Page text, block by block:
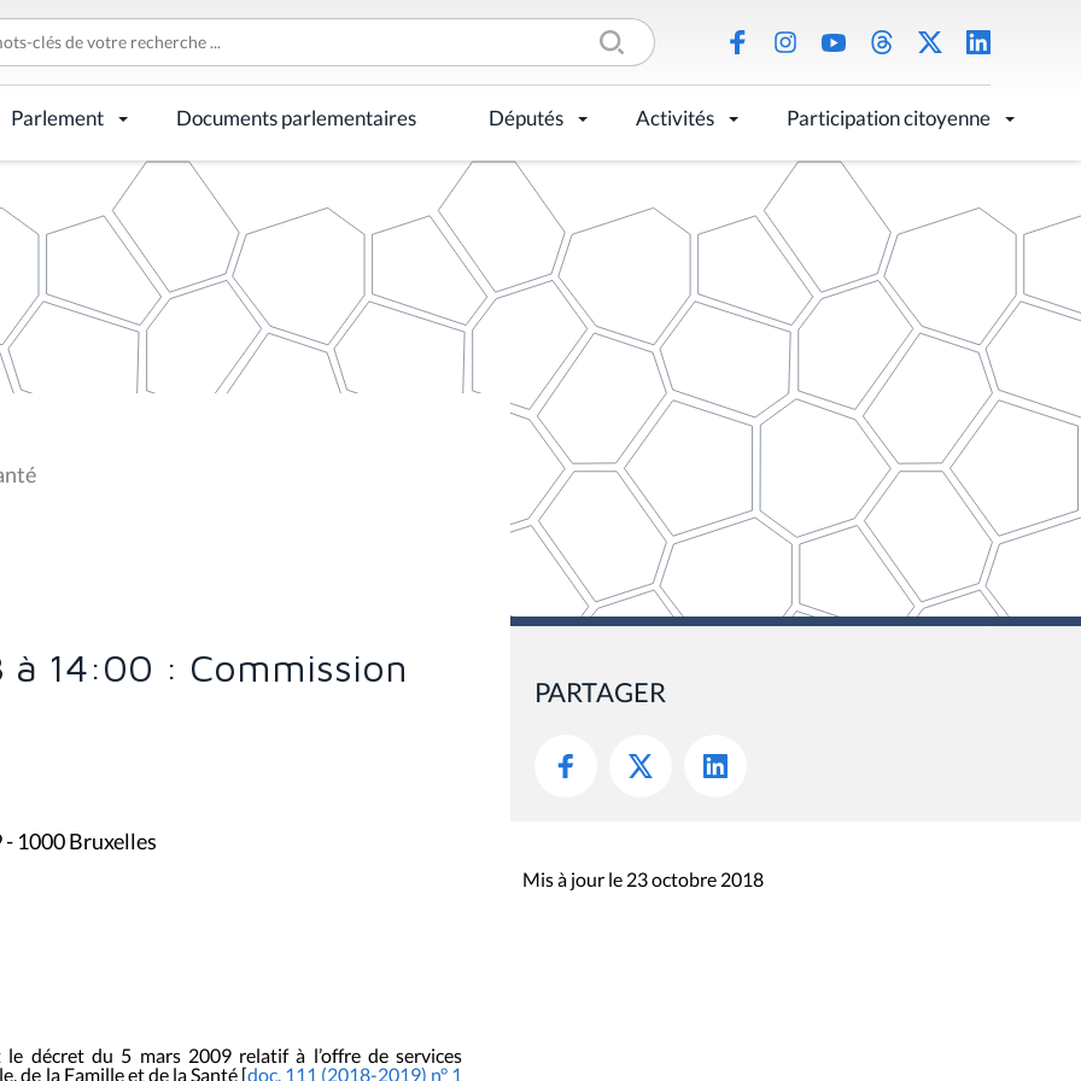
Parlement Documents parlementaires Députés Activités Participation citoyenne
14:00 : Commission
- 1000 Bruxelles
décret du 5 mars 2009 relatif à l’offre de services
de la Famille et de la Santé [doc. 111 (2018-2019) n° 1
PARTAGER
Mis à jour le 23 octobre 2018